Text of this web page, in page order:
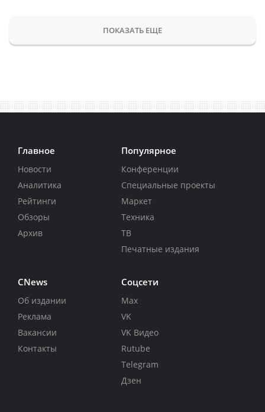
ПОКАЗАТЬ ЕЩЕ
Главное
Новости
Аналитика
Рейтинги
Обзоры
Архив
Популярное
Конференции
Специальные проекты
Маркет
Техника
ТВ
Печатные издания
CNews
Об издании
Реклама
Вакансии
Контакты
Соцсети
Max
VK
VK Видео
Rutube
Telegram
Дзен